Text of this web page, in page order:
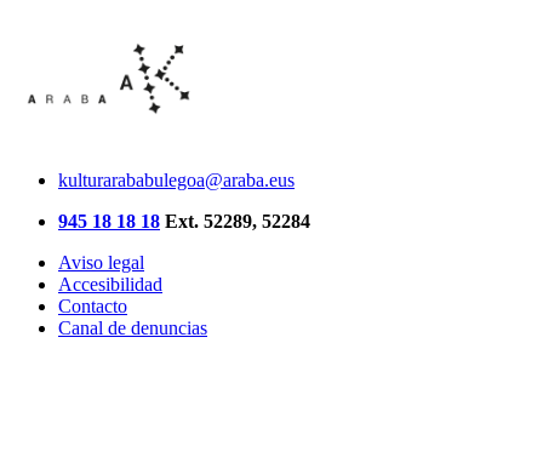
kulturarababulegoa@araba.eus
945 18 18 18 Ext. 52289, 52284
Aviso legal
Accesibilidad
Contacto
Canal de denuncias